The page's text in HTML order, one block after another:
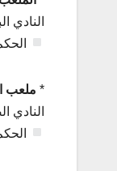
النادي
* ملعب
النادي